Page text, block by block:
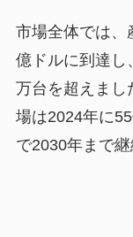
市場全体では、
億ドルに到達し
万台を超えまし
場は2024年に
で2030年まで